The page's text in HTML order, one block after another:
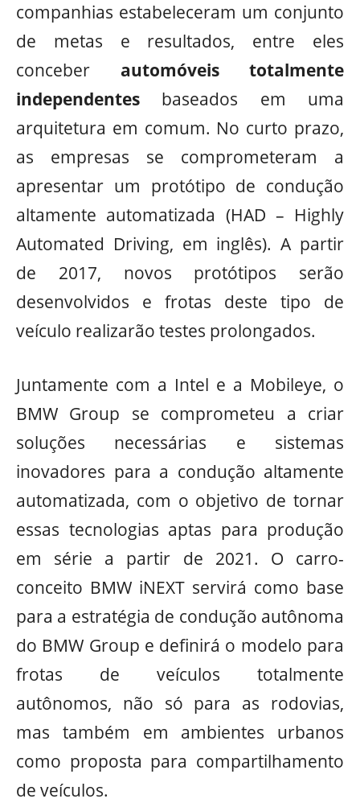
companhias estabeleceram um conjunto
de metas e resultados, entre eles
conceber automóveis totalmente
independentes baseados em uma
arquitetura em comum. No curto prazo,
as empresas se comprometeram a
apresentar um protótipo de condução
altamente automatizada (HAD – Highly
Automated Driving, em inglês). A partir
de 2017, novos protótipos serão
desenvolvidos e frotas deste tipo de
veículo realizarão testes prolongados.
Juntamente com a Intel e a Mobileye, o
BMW Group se comprometeu a criar
soluções necessárias e sistemas
inovadores para a condução altamente
automatizada, com o objetivo de tornar
essas tecnologias aptas para produção
em série a partir de 2021. O carro-
conceito BMW iNEXT servirá como base
para a estratégia de condução autônoma
do BMW Group e definirá o modelo para
frotas de veículos totalmente
autônomos, não só para as rodovias,
mas também em ambientes urbanos
como proposta para compartilhamento
de veículos.